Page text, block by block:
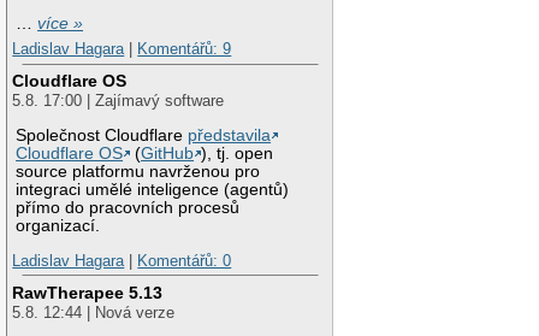
…více »
Ladislav Hagara| Komentářů: 9
Cloudflare OS
5.8. 17:00 | Zajímavý software
Společnost Cloudflare představila
Cloudflare OS
(GitHub ), tj. open
source platformu navrženou pro
integraci umělé inteligence (agentů)
přímo do pracovních procesů
organizací.
Ladislav Hagara| Komentářů: 0
RawTherapee 5.13
5.8. 12:44 | Nová verze